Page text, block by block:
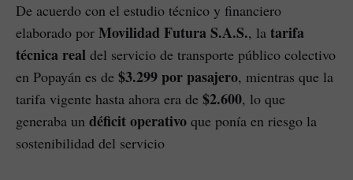
De acuerdo con el estudio técnico y financiero
elaborado por Movilidad Futura S.A.S., la tarifa
técnica real del servicio de transporte público colectivo
en Popayán es de $3.299 por pasajero, mientras que la
tarifa vigente hasta ahora era de $2.600, lo que
generaba un déficit operativo que ponía en riesgo la
sostenibilidad del servicio